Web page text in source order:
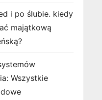
i po ślubie. kiedy
majątkową
Wszystkie